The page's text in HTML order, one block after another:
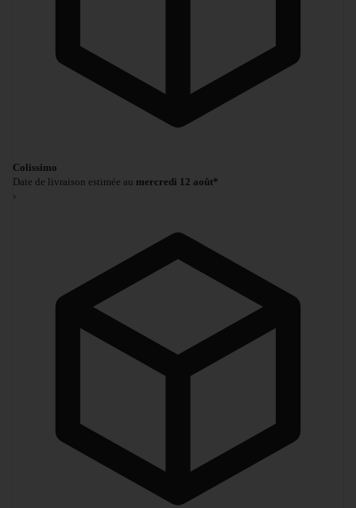
Colissimo
Date de livraison estimée au mercredi 12 août*
›